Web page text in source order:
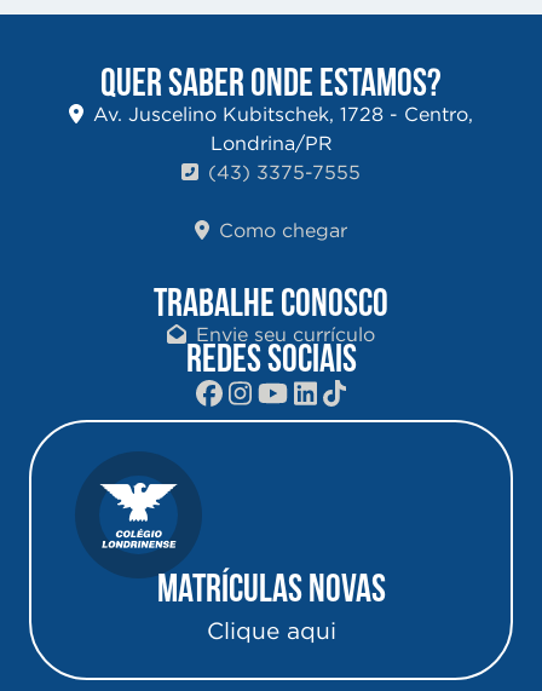
QUER SABER ONDE ESTAMOS?
Av. Juscelino Kubitschek, 1728 - Centro,
Londrina/PR
(43) 3375-7555
Como chegar
TRABALHE CONOSCO
Envie seu currículo
REDES SOCIAIS
Matrículas Novas
Clique aqui